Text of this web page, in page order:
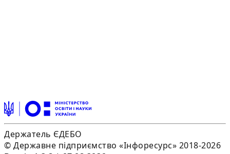
Держатель ЄДЕБО
© Державне підприємство «Інфоресурс» 2018-2026